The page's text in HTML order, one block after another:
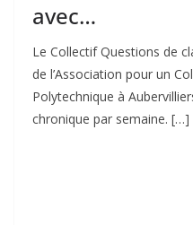
avec…
Le Collectif Questions de
de l’Association pour un
Polytechnique à
chronique par semaine. […]